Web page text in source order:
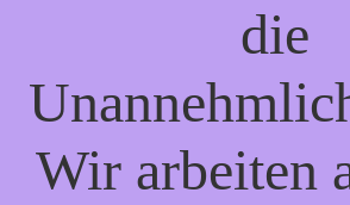
die
Wir arbeiten